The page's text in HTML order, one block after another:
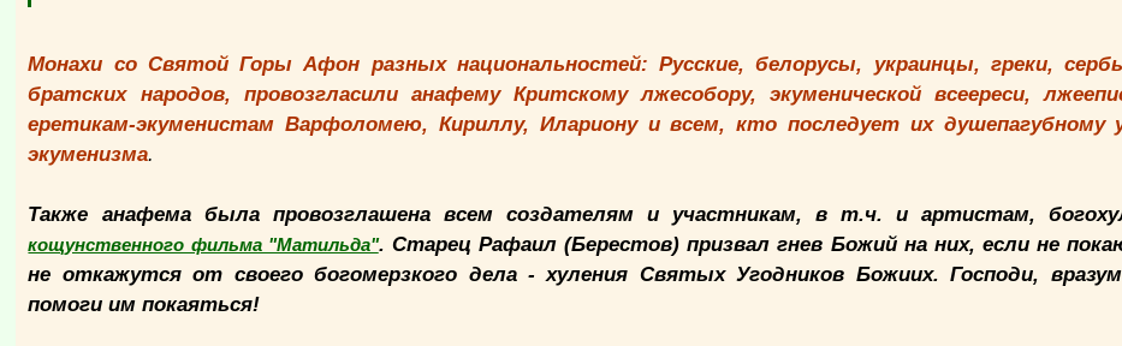
Монахи со Святой Горы Афон разных национальностей: Русские, белорусы, украинцы, греки,
братских народов, провозгласили анафему Критскому лжесобору, экуменической всеереси,
еретикам-экуменистам Варфоломею, Кириллу, Илариону и всем, кто последует их душепагубному
экуменизма.
Также анафема была провозглашена всем создателям и участникам, в т.ч. и артистам,
кощунственного фильма "Матильда". Старец Рафаил (Берестов) призвал гнев Божий на них, если не
не откажутся от своего богомерзкого дела - хуления Святых Угодников Божиих. Господи,
помоги им покаяться!